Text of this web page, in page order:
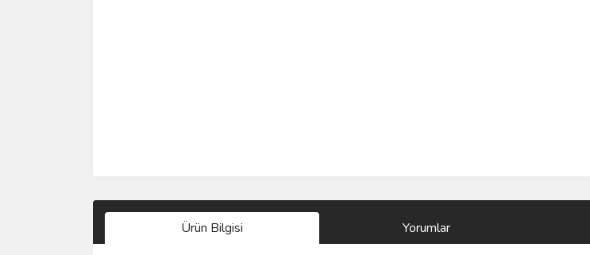
Ürün Bilgisi Yorumlar